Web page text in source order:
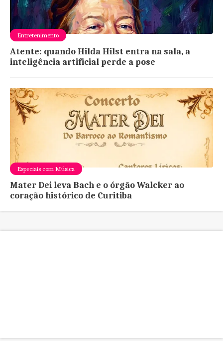
Entretenimento
Atente: quando Hilda Hilst entra na sala, a
inteligência artificial perde a pose
Especiais com Música
Mater Dei leva Bach e o órgão Walcker ao
coração histórico de Curitiba